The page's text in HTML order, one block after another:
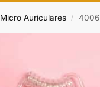
Micro Auriculares /